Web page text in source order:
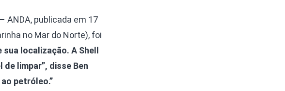
ANDA, publicada em 17
no Mar do Norte), foi
localização. A Shell
limpar”, disse Ben
petróleo.”